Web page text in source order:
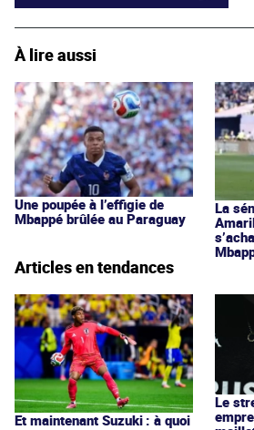
À lire aussi
Une poupée à l’effigie de
Mbappé brûlée au Paraguay
La
Articles en tendances
Et maintenant Suzuki : à quoi
Le